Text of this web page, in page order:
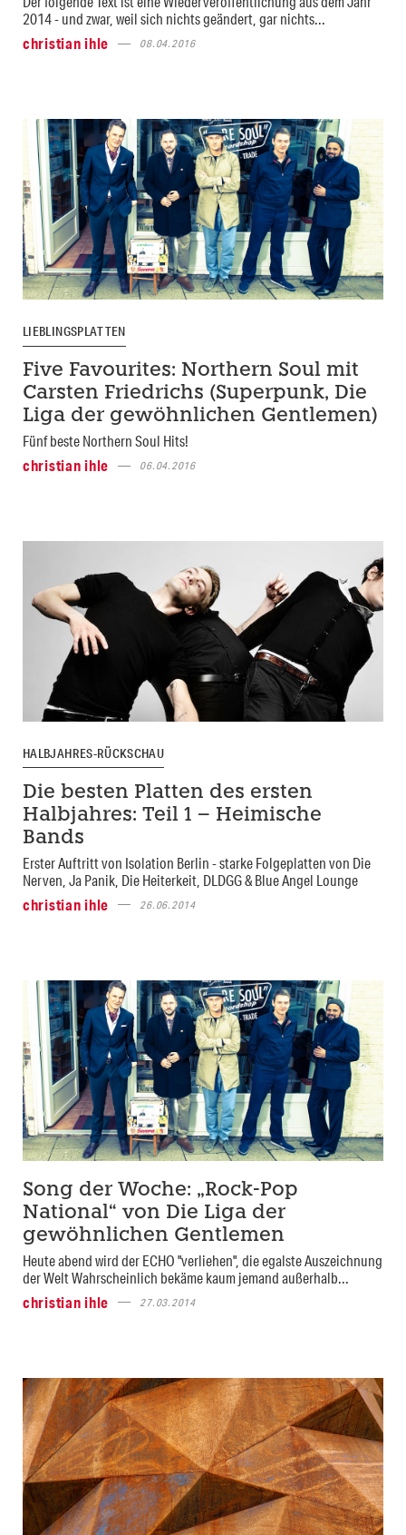
2014 - und zwar, weil sich nichts geändert, gar nichts...
christian ihle
08.04.2016
LIEBLINGSPLATTEN
Five Favourites: Northern Soul mit
Carsten Friedrichs (Superpunk, Die
Liga der gewöhnlichen Gentlemen)
Fünf beste Northern Soul Hits!
christian ihle
06.04.2016
HALBJAHRES-RÜCKSCHAU
Die besten Platten des ersten
Halbjahres: Teil 1 – Heimische
Bands
Erster Auftritt von Isolation Berlin - starke Folgeplatten von Die
Nerven, Ja Panik, Die Heiterkeit, DLDGG & Blue Angel Lounge
christian ihle
26.06.2014
Song der Woche: „Rock-Pop
National“ von Die Liga der
gewöhnlichen Gentlemen
Heute abend wird der ECHO "verliehen", die egalste Auszeichnung
der Welt Wahrscheinlich bekäme kaum jemand außerhalb...
christian ihle
27.03.2014